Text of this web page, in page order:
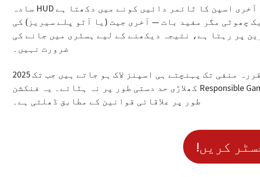
سادہ HUD انٹرفیس میں تمام بٹن بڑے اور بدیہی ہیں۔ آخری اسپن کا ٹائمر دائیں کونے میں دکھتا ہے
چھوٹی مگر مفید بات — آخری جیت (یا آٹو پلے سیریز) کی
پر رہتا ہے، نتیجہ دیکھنے کے لیے ہسٹری میں جانے کی
ضرورت نہیں۔
2025 میں ڈویلپرز نے «نقصان حد» آپشن شامل کیا: مقررہ منفی تک پہنچتے ہی اسپنز لاک ہو جاتے ہیں جب تک
کھلاڑی حد دستی طور پر نہ ہٹائے۔ یہ فنکشن Responsible Gaming Foundation کے ساتھ مربوط ہے اور خودکار
طور پر علاقائی قوانین کے مطابق ڈھلتی ہے۔
کریں